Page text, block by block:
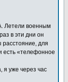
Летели военным
в эти дни он
расстояние, для
есть «телефонное
я уже через час